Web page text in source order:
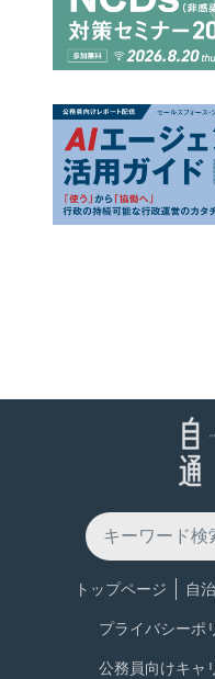
トップページ 自
プライバシーポ
公務員向けキャ